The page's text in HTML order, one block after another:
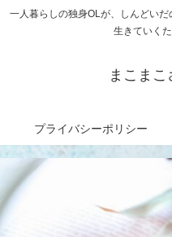
一人暮らしの独身OLが、しんどい
生きていく
まこま
プライバシーポリシー